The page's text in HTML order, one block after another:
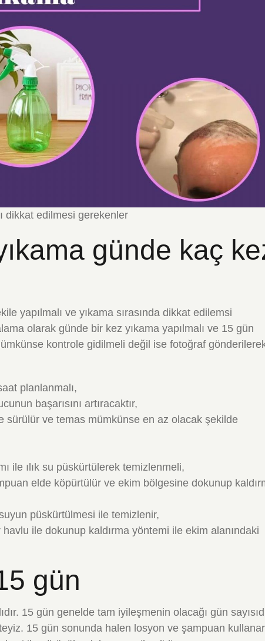
dikkat edilmesi gerekenler
günde kaç
yapılmalı ve yıkama sırasında dikkat edilemsi
olarak günde bir kez yıkama yapılmalı ve 15 gün
kontrole gidilmeli değil ise fotoğraf
planlanmalı,
başarısını artıracaktır,
sürülür ve temas mümkünse en az olacak şekilde
ile ılık su püskürtülerek temizlenmeli,
elde köpürtülür ve ekim bölgesine dokunup
püskürtülmesi ile temizlenir,
ile dokunup kaldırma yöntemi ile ekim alanındaki
gün
15 gün genelde tam iyileşmenin olacağı gün
15 gün sonunda halen losyon ve şampuan